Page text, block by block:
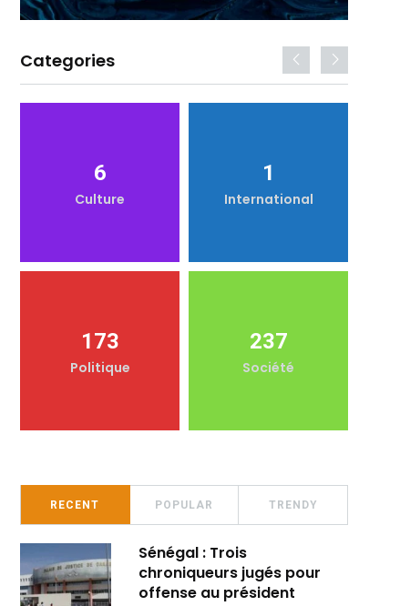
Categories
6
Culture
1
International
173
Politique
237
Société
RECENT POPULAR TRENDY
Sénégal : Trois
chroniqueurs jugés pour
offense au président